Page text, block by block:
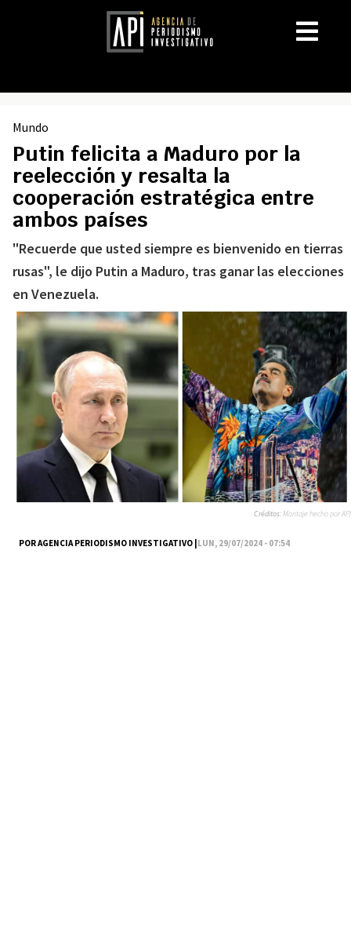
Mundo
Putin felicita a Maduro por la
reelección y resalta la
cooperación estratégica entre
ambos países
"Recuerde que usted siempre es bienvenido en tierras
rusas", le dijo Putin a Maduro, tras ganar las elecciones
en Venezuela.
POR AGENCIA PERIODISMO INVESTIGATIVO |LUN, 29/07/2024 - 07:54
Créditos:Montaje hecho por API